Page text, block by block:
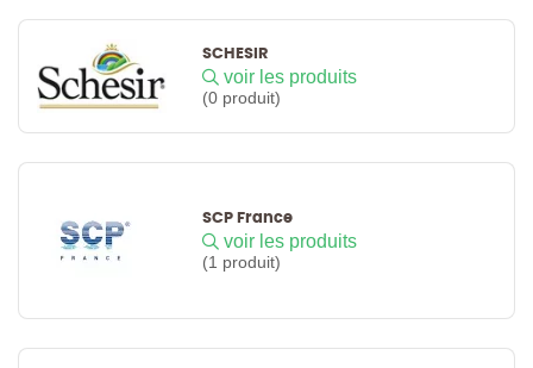
SCHESIR
voir les produits
(0 produit)
SCP France
voir les produits
(1 produit)